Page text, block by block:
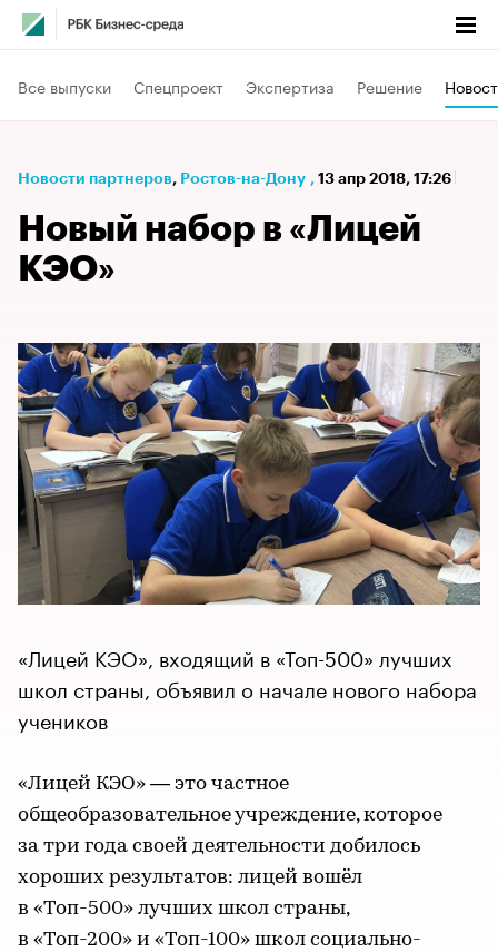
Все выпуски Спецпроект Экспертиза Решение
Новости партнеров⁠, Ростов-на-Дону , 13 апр 2018, 17:26
Новый набор в «Лицей
КЭО»
«Лицей КЭО», входящий в «Топ-500» лучших
школ страны, объявил о начале нового набора
учеников
«Лицей КЭО» — это частное
общеобразовательное учреждение, которое
за три года своей деятельности добилось
хороших результатов: лицей вошёл
в «Топ-500» лучших школ страны,
в «Топ-200» и «Топ-100» школ социально-